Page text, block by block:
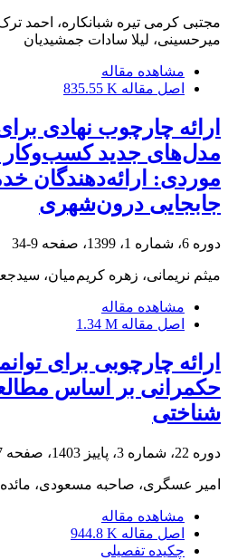
مجتبی کرمی تیره شبانکاره، احمد
میرحسینی، لیلا سادات جمشیدیان
مشاهده مقاله
اصل مقاله 835.55 K
ارائه چارچوب نهادی
مدل‌های جدید کسب‌وکار
موردی: ارائه‌دهندگان
جابجایی درون‌شهری
دوره 6، شماره 1، 1399، صفحه 9-34
میثم نریمانی، زهره کریم‌میان،
مشاهده مقاله
اصل مقاله 1.34 M
ارائه چارچوبی برای
حکمرانی بر اساس
شناختی
دوره 22، شماره 3، پاییز 1403، صفحه
امیر عسگری، صاحبه مسعودی،
مشاهده مقاله
اصل مقاله 944.8 K
چکیده تفصیلی